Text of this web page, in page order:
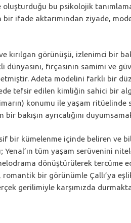
oluşturduğu bu psikolojik
ifade aktarımından ziyade,
kırılgan görünüşü, izlenimci bir
dünyasını, fırçasının samimi
Adeta modelini farklı bir
tefsir edilen kimliğin sahici bir
konumu ile yaşam
bakışın ayrıcalığını
bir kümelenme içinde beliren ve
tüm yaşam serüvenini
dönüştürülerek tercüme
bir görünümle Çallı’ya
gerilimiyle karşımızda